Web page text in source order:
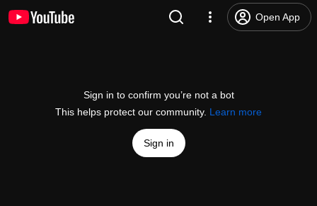
Open App
Sign in to confirm you’re not a bot
This helps protect our community. Learn more
Sign in